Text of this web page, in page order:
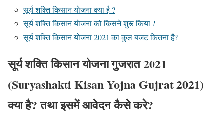
सूर्य शक्ति किसान योजना क्या है ?
सूर्य शक्ति किसान योजना को किसने शुरू किया ?
सूर्य शक्ति किसान योजना 2021 का कुल बजट कितना है?
सूर्य शक्ति किसान योजना गुजरात 2021
(Suryashakti Kisan Yojna Gujrat 2021)
क्या है? तथा इसमें आवेदन कैसे करे?